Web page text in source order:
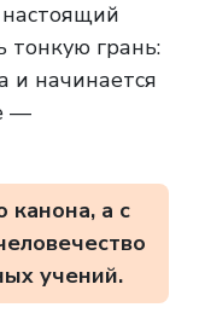
настоящий
тонкую грань:
и начинается
—
канона, а с
учений.